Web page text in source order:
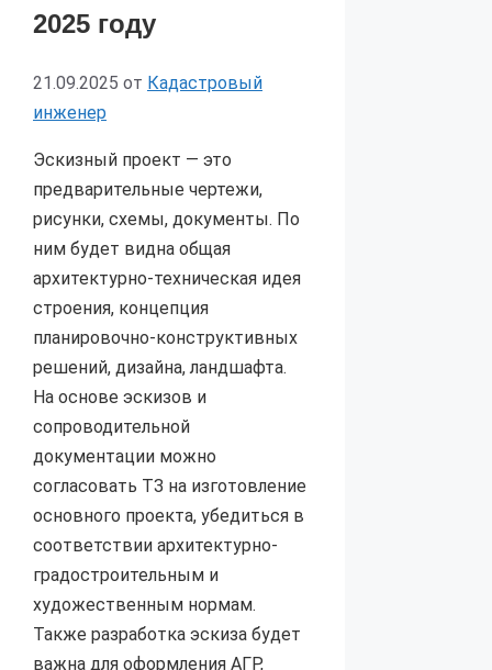
2025 году
21.09.2025 от Кадастровый
инженер
Эскизный проект — это
предварительные чертежи,
рисунки, схемы, документы. По
ним будет видна общая
архитектурно-техническая идея
строения, концепция
планировочно-конструктивных
решений, дизайна, ландшафта.
На основе эскизов и
сопроводительной
документации можно
согласовать ТЗ на изготовление
основного проекта, убедиться в
соответствии архитектурно-
градостроительным и
художественным нормам.
Также разработка эскиза будет
важна для оформления АГР,